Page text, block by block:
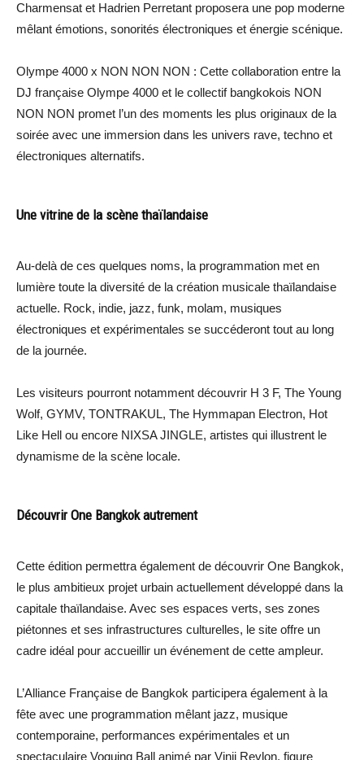
Charmensat et Hadrien Perretant proposera une pop moderne
mêlant émotions, sonorités électroniques et énergie scénique.
Olympe 4000 x NON NON NON : Cette collaboration entre la
DJ française Olympe 4000 et le collectif bangkokois NON
NON NON promet l’un des moments les plus originaux de la
soirée avec une immersion dans les univers rave, techno et
électroniques alternatifs.
Une vitrine de la scène thaïlandaise
Au-delà de ces quelques noms, la programmation met en
lumière toute la diversité de la création musicale thaïlandaise
actuelle. Rock, indie, jazz, funk, molam, musiques
électroniques et expérimentales se succéderont tout au long
de la journée.
Les visiteurs pourront notamment découvrir H 3 F, The Young
Wolf, GYMV, TONTRAKUL, The Hymmapan Electron, Hot
Like Hell ou encore NIXSA JINGLE, artistes qui illustrent le
dynamisme de la scène locale.
Découvrir One Bangkok autrement
Cette édition permettra également de découvrir One Bangkok,
le plus ambitieux projet urbain actuellement développé dans la
capitale thaïlandaise. Avec ses espaces verts, ses zones
piétonnes et ses infrastructures culturelles, le site offre un
cadre idéal pour accueillir un événement de cette ampleur.
L’Alliance Française de Bangkok participera également à la
fête avec une programmation mêlant jazz, musique
contemporaine, performances expérimentales et un
spectaculaire Voguing Ball animé par Vinii Revlon, figure